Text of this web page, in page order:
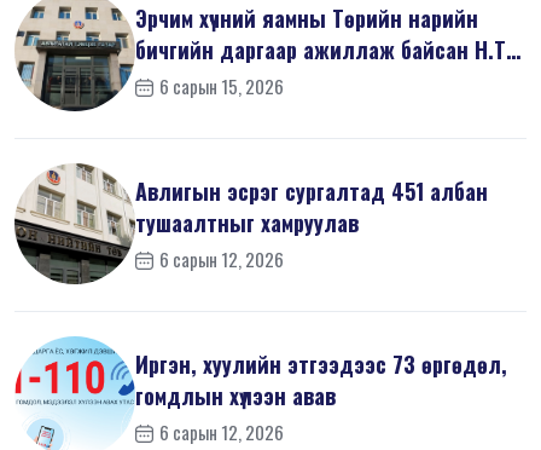
Эрчим хүчний яамны Төрийн нарийн
бичгийн даргаар ажиллаж байсан Н.Т
на...6 сарын 15, 2026
Авлигын эсрэг сургалтад 451 албан
тушаалтныг хамруулав
6 сарын 12, 2026
Иргэн, хуулийн этгээдээс 73 өргөдөл,
гомдлын хүлээн авав
6 сарын 12, 2026